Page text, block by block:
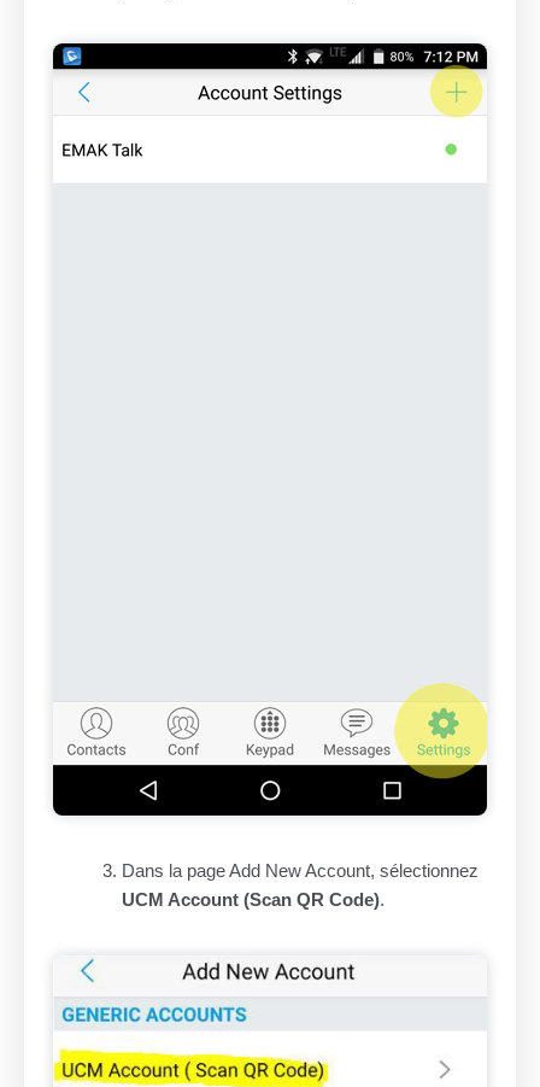
Dans la page Add New Account, sélectionnez
UCM Account (Scan QR Code).